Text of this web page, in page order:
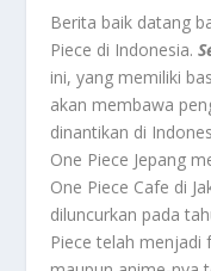
Berita baik datang
Piece di Indonesia.
ini, yang memiliki
akan membawa
dinantikan di
One Piece Jepang
One Piece Cafe di
diluncurkan pada
Piece telah menjadi